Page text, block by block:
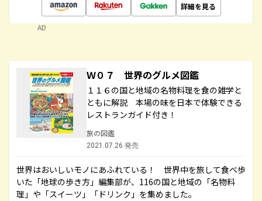
詳細を見る
AD
Ｗ０７ 世界のグルメ図鑑
１１６の国と地域の名物料理を食の雑学と
ともに解説 本場の味を日本で体験できる
レストランガイド付き！
旅の図鑑
2021.07.26 発売
世界はおいしいモノにあふれている！ 世界中を旅して食べ歩
いた「地球の歩き方」編集部が、116の国と地域の「名物料
理」や「スイーツ」「ドリンク」を集めました。